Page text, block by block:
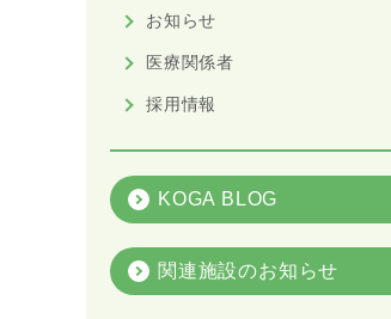
お知らせ
医療関係者
採用情報
KOGA BLOG
関連施設のお知らせ